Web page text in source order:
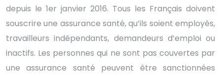
depuis le 1er janvier 2016. Tous les Français doivent
souscrire une assurance santé, qu’ils soient employés,
travailleurs indépendants, demandeurs d’emploi ou
inactifs. Les personnes qui ne sont pas couvertes par
une assurance santé peuvent être sanctionnées